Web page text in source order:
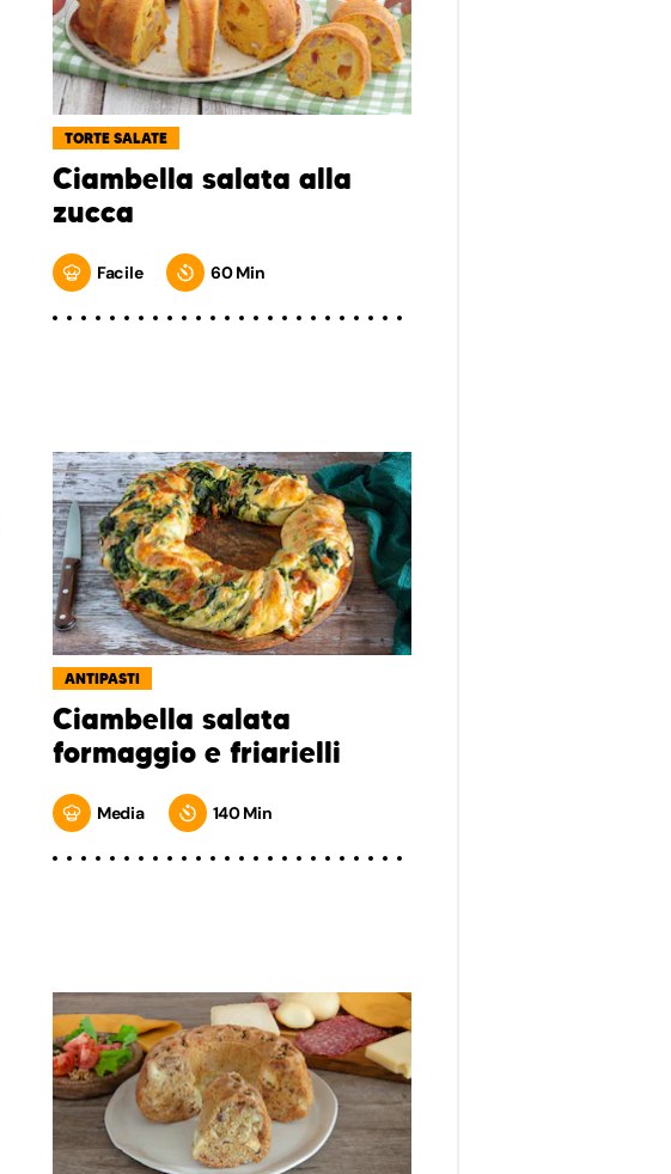
TORTE SALATE
Ciambella salata alla
zucca
Facile 60 Min
ANTIPASTI
Ciambella salata
formaggio e friarielli
Media 140 Min